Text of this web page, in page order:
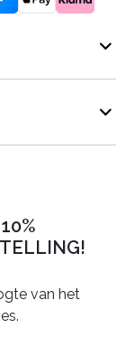
van het